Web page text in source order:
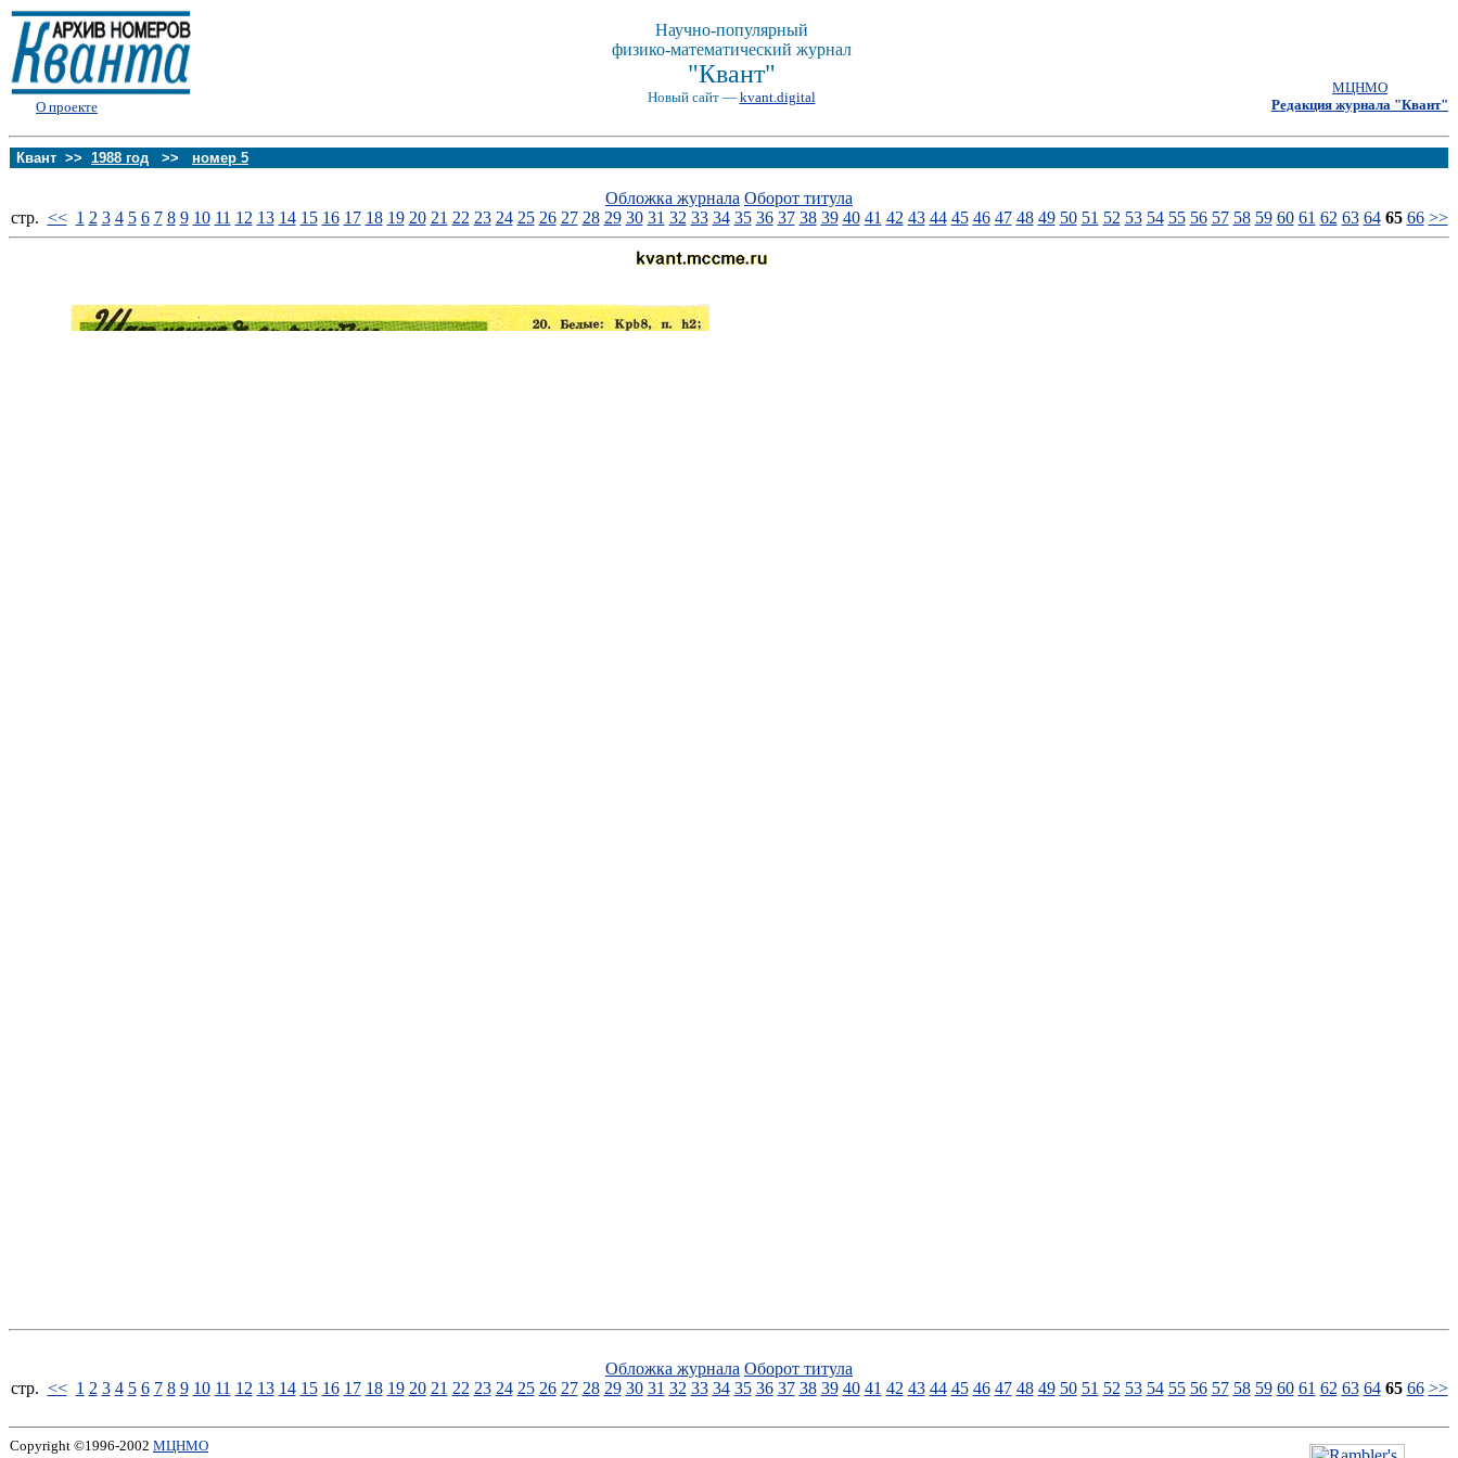
О проекте
Научно-популярный
физико-математический журнал
"Квант"
Новый сайт — kvant.digital
МЦНМО
Редакция журнала "Квант"
Квант >> 1988 год >> номер 5
Обложка журнала Оборот титула
стp. << 1 2 3 4 5 6 7 8 9 10 11 12 13 14 15 16 17 18 19 20 21 22 23 24 25 26 27 28 29 30 31 32 33 34 35 36 37 38 39 40 41 42 43 44 45 46 47 48 49 50 51 52 53 54 55 56 57 58 59 60 61 62 63 64 65 66 >>
Обложка журнала Оборот титула
стp. << 1 2 3 4 5 6 7 8 9 10 11 12 13 14 15 16 17 18 19 20 21 22 23 24 25 26 27 28 29 30 31 32 33 34 35 36 37 38 39 40 41 42 43 44 45 46 47 48 49 50 51 52 53 54 55 56 57 58 59 60 61 62 63 64 65 66 >>
Copyright ©1996-2002 МЦНМО